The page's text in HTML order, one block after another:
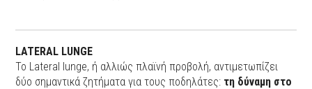
LATERAL LUNGE
Το Lateral lunge, ή αλλιώς πλαϊνή προβολή, αντιμετωπίζει
δύο σημαντικά ζητήματα για τους ποδηλάτες: τη δύναμη στο